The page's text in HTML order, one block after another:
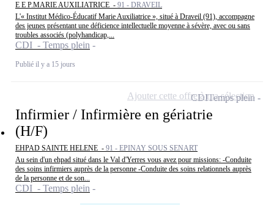
E E P.MARIE AUXILIATRICE - 91 - DRAVEIL
L'« Institut Médico-Éducatif Marie Auxiliatrice », situé à Draveil (91), accompagne
des jeunes présentant une déficience intellectuelle moyenne à sévère, avec ou sans
troubles associés (polyhandicap,...
CDI - Temps plein
Publié il y a 15 jours
Infirmier / Infirmière en gériatrie
(H/F)
EHPAD SAINTE HELENE - 91 - EPINAY SOUS SENART
Au sein d'un ehpad situé dans le Val d'Yerres vous avez pour missions: -Conduite
des soins infirmiers auprès de la personne -Conduite des soins relationnels auprès
de la personne et de son...
CDI - Temps plein
CDITemps plein
Ajouter cette offre à ma sélection